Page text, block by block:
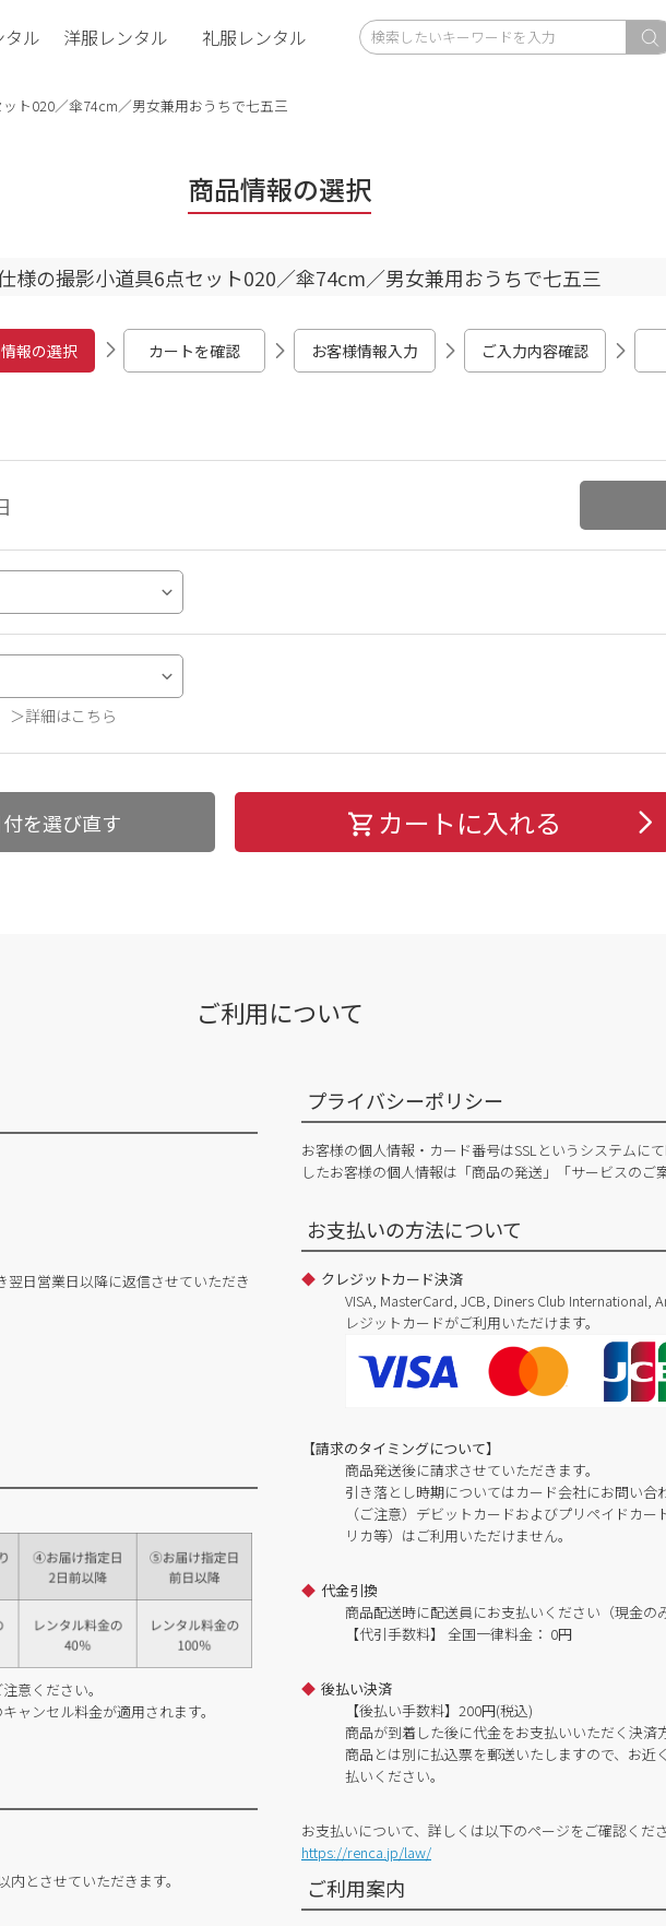
ル 洋服レンタル 礼服レンタル
ト020／傘74cm／男女兼用おうちで七五三
商品情報の選択
様の撮影小道具6点セット020／傘74cm／男女兼用おうちで七五三
報の選択 カートを確認 お客様情報入力 ご入力内容確認
＞詳細はこちら
付を選び直す カートに入れる
ご利用について
日営業日以降に返信させていただき
意ください。
ンセル料金が適用されます。
とさせていただきます。
プライバシーポリシー
お客様の個人情報・カード番号はSSLというシステムに
したお客様の個人情報は「商品の発送」「サービスのご
お支払いの方法について
クレジットカード決済
VISA, MasterCard, JCB, Diners Club International,
レジットカードがご利用いただけます。
【請求のタイミングについて】
商品発送後に請求させていただきます。
引き落とし時期についてはカード会社にお問い合
（ご注意）デビットカードおよびプリペイドカ
リカ等）はご利用いただけません。
代金引換
商品配送時に配送員にお支払いください（現金のみ
【代引手数料】 全国一律料金： 0円
後払い決済
【後払い手数料】200円(税込)
商品が到着した後に代金をお支払いいただく決済
商品とは別に払込票を郵送いたしますので、お近
払いください。
お支払いについて、詳しくは以下のページをご確認くださ
https://renca.jp/law/
ご利用案内